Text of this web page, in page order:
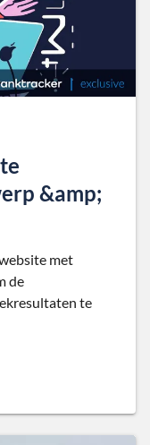
&amp;
met
de
te